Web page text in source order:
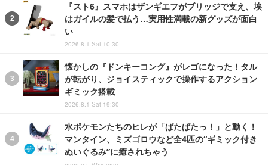
『スト6』スマホはザンギエフがブリッジで支え、埃
はガイルの髪で払う…実用性満載の新グッズが面白
い
2026.8.1 Sat 10:30
懐かしの『ドンキーコング』がレゴになった！タル
が転がり、ジョイスティックで操作するアクション
ギミック搭載
2026.8.1 Sat 19:30
水ポケモンたちのヒレが「ぱたぱたっ！」と動く！
マンタイン、ミズゴロウなど全4匹の“ギミック付き
ぬいぐるみ”に癒されちゃう